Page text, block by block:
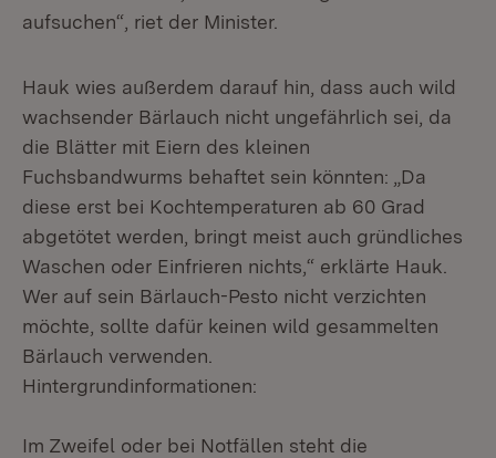
aufsuchen“, riet der Minister.
Hauk wies außerdem darauf hin, dass auch wild
wachsender Bärlauch nicht ungefährlich sei, da
die Blätter mit Eiern des kleinen
Fuchsbandwurms behaftet sein könnten: „Da
diese erst bei Kochtemperaturen ab 60 Grad
abgetötet werden, bringt meist auch gründliches
Waschen oder Einfrieren nichts,“ erklärte Hauk.
Wer auf sein Bärlauch-Pesto nicht verzichten
möchte, sollte dafür keinen wild gesammelten
Bärlauch verwenden.
Hintergrundinformationen:
Im Zweifel oder bei Notfällen steht die